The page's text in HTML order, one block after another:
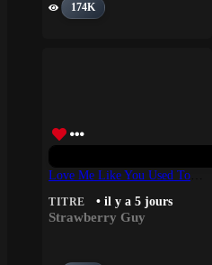
174K
TITRE • il y a 5 jours
Strawberry Guy